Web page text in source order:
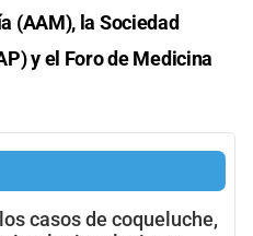
(AAM), la Sociedad
y el Foro de Medicina
casos de coqueluche,